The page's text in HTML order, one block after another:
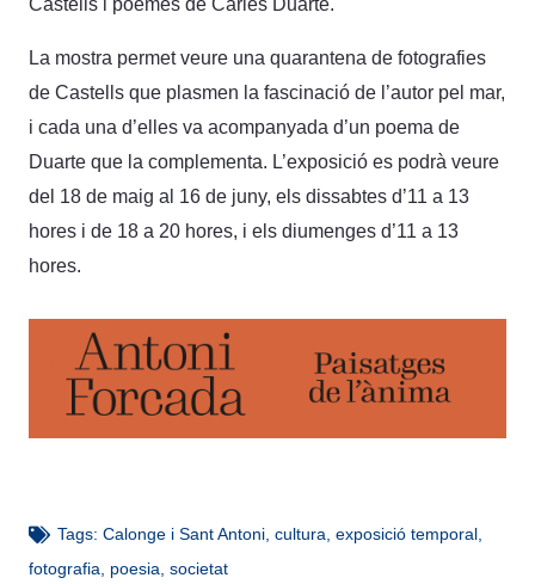
Castells i poemes de Carles Duarte.
La mostra permet veure una quarantena de fotografies
de Castells que plasmen la fascinació de l’autor pel mar,
i cada una d’elles va acompanyada d’un poema de
Duarte que la complementa. L’exposició es podrà veure
del 18 de maig al 16 de juny, els dissabtes d’11 a 13
hores i de 18 a 20 hores, i els diumenges d’11 a 13
hores.
Tags: Calonge i Sant Antoni, cultura, exposició temporal,
fotografia, poesia, societat